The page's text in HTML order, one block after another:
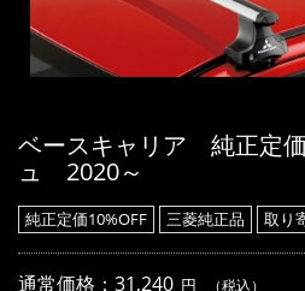
ベースキャリア 純正定
ュ 2020～
純正定価10%OFF 三菱純正品 取り
通常価格：31,240 円 （税込）